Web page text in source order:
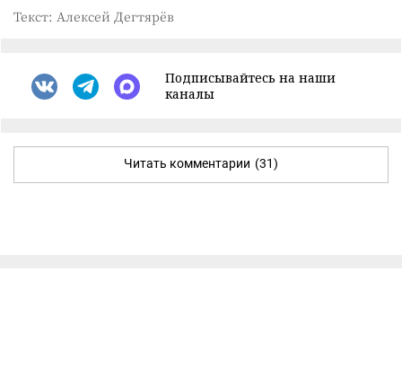
Текст: Алексей Дегтярёв
Подписывайтесь на наши
каналы
Читать комментарии (31)